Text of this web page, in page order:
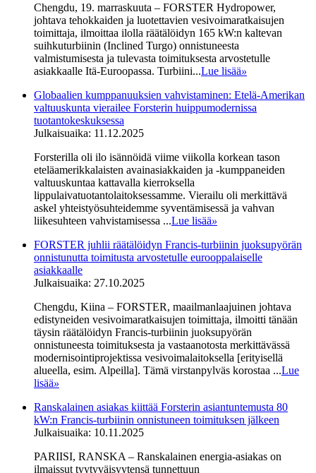
Chengdu, 19. marraskuuta – FORSTER Hydropower,
johtava tehokkaiden ja luotettavien vesivoimaratkaisujen
toimittaja, ilmoittaa ilolla räätälöidyn 165 kW:n kaltevan
suihkuturbiinin (Inclined Turgo) onnistuneesta
valmistumisesta ja tulevasta toimituksesta arvostetulle
asiakkaalle Itä-Euroopassa. Turbiini...Lue lisää»
Globaalien kumppanuuksien vahvistaminen: Etelä-Amerikan
valtuuskunta vierailee Forsterin huippumodernissa
tuotantokeskuksessa
Julkaisuaika: 11.12.2025
Forsterilla oli ilo isännöidä viime viikolla korkean tason
eteläamerikkalaisten avainasiakkaiden ja -kumppaneiden
valtuuskuntaa kattavalla kierroksella
lippulaivatuotantolaitoksessamme. Vierailu oli merkittävä
askel yhteistyösuhteidemme syventämisessä ja vahvan
liikesuhteen vahvistamisessa ...Lue lisää»
FORSTER juhlii räätälöidyn Francis-turbiinin juoksupyörän
onnistunutta toimitusta arvostetulle eurooppalaiselle
asiakkaalle
Julkaisuaika: 27.10.2025
Chengdu, Kiina – FORSTER, maailmanlaajuinen johtava
edistyneiden vesivoimaratkaisujen toimittaja, ilmoitti tänään
täysin räätälöidyn Francis-turbiinin juoksupyörän
onnistuneesta toimituksesta ja vastaanotosta merkittävässä
modernisointiprojektissa vesivoimalaitoksella [erityisellä
alueella, esim. Alpeilla]. Tämä virstanpylväs korostaa ...Lue
lisää»
Ranskalainen asiakas kiittää Forsterin asiantuntemusta 80
kW:n Francis-turbiinin onnistuneen toimituksen jälkeen
Julkaisuaika: 10.11.2025
PARIISI, RANSKA – Ranskalainen energia-asiakas on
ilmaissut tyytyväisyytensä tunnettuun